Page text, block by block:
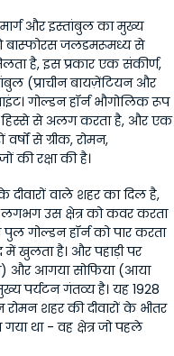
और इस्तांबुल का मुख्य
बास्फोरस जलडमरूमध्य से
है, इस प्रकार एक संकीर्ण,
(प्राचीन बायज़ेंटियन और
गोल्डन हॉर्न भौगोलिक रूप
हिस्से से अलग करता है, और एक
से ग्रीक, रोमन,
की रक्षा की है।
वाले शहर का दिल है,
उस क्षेत्र को कवर करता
पुल गोल्डन हॉर्न को पार करता
खुलता है। और पहाड़ी पर
और आगया सोफिया (आया
पर्यटन गंतव्य है। यह 1928
शहर की दीवारों के भीतर
गया था - वह क्षेत्र जो पहले